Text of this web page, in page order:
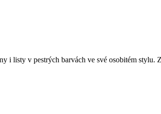
i listy v pestrých barvách ve své osobitém